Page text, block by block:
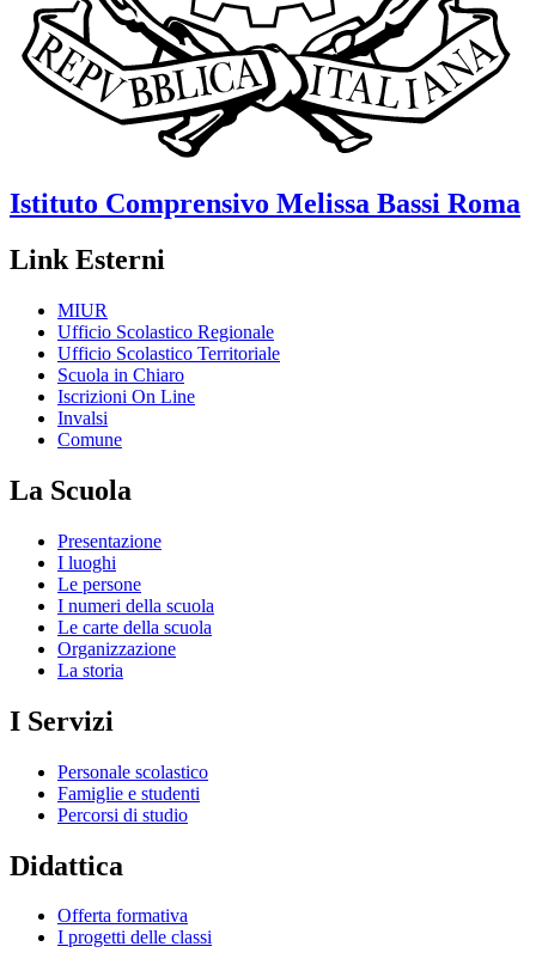
Istituto Comprensivo Melissa Bassi Roma
Link Esterni
MIUR
Ufficio Scolastico Regionale
Ufficio Scolastico Territoriale
Scuola in Chiaro
Iscrizioni On Line
Invalsi
Comune
La Scuola
Presentazione
I luoghi
Le persone
I numeri della scuola
Le carte della scuola
Organizzazione
La storia
I Servizi
Personale scolastico
Famiglie e studenti
Percorsi di studio
Didattica
Offerta formativa
I progetti delle classi